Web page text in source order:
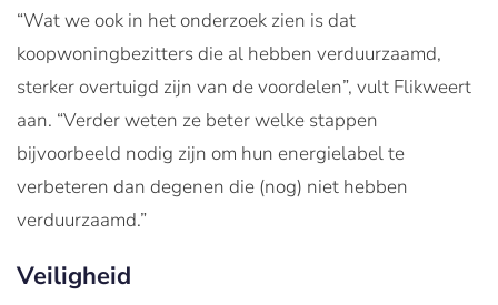
“Wat we ook in het onderzoek zien is dat
koopwoningbezitters die al hebben verduurzaamd,
sterker overtuigd zijn van de voordelen”, vult Flikweert
aan. “Verder weten ze beter welke stappen
bijvoorbeeld nodig zijn om hun energielabel te
verbeteren dan degenen die (nog) niet hebben
verduurzaamd.”
Veiligheid